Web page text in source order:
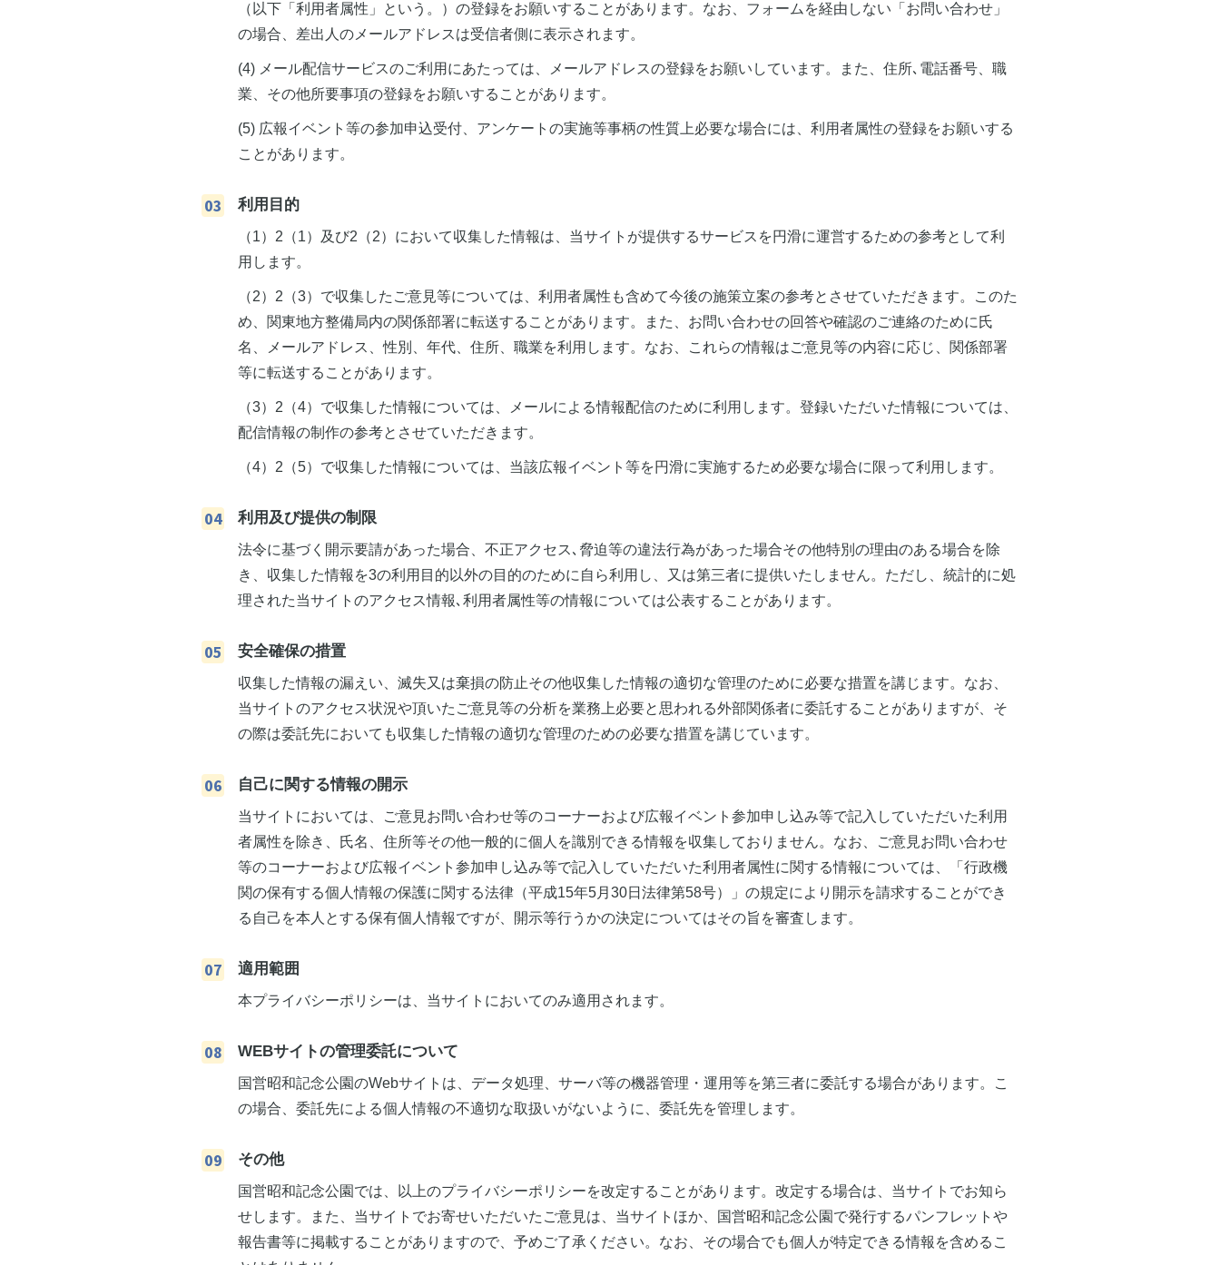
（以下「利用者属性」という。）の登録をお願いすることがあります。なお、フォームを経由しない「お問い合わせ」
の場合、差出人のメールアドレスは受信者側に表示されます。
(4) メール配信サービスのご利用にあたっては、メールアドレスの登録をお願いしています。また、住所､電話番号、職
業、その他所要事項の登録をお願いすることがあります。
(5) 広報イベント等の参加申込受付、アンケートの実施等事柄の性質上必要な場合には、利用者属性の登録をお願いする
ことがあります。
利用目的
（1）2（1）及び2（2）において収集した情報は、当サイトが提供するサービスを円滑に運営するための参考として利
用します。
（2）2（3）で収集したご意見等については、利用者属性も含めて今後の施策立案の参考とさせていただきます。このた
め、関東地方整備局内の関係部署に転送することがあります。また、お問い合わせの回答や確認のご連絡のために氏
名、メールアドレス、性別、年代、住所、職業を利用します。なお、これらの情報はご意見等の内容に応じ、関係部署
等に転送することがあります。
（3）2（4）で収集した情報については、メールによる情報配信のために利用します。登録いただいた情報については、
配信情報の制作の参考とさせていただきます。
（4）2（5）で収集した情報については、当該広報イベント等を円滑に実施するため必要な場合に限って利用します。
利用及び提供の制限
法令に基づく開示要請があった場合、不正アクセス､脅迫等の違法行為があった場合その他特別の理由のある場合を除
き、収集した情報を3の利用目的以外の目的のために自ら利用し、又は第三者に提供いたしません。ただし、統計的に処
理された当サイトのアクセス情報､利用者属性等の情報については公表することがあります。
安全確保の措置
収集した情報の漏えい、滅失又は棄損の防止その他収集した情報の適切な管理のために必要な措置を講じます。なお、
当サイトのアクセス状況や頂いたご意見等の分析を業務上必要と思われる外部関係者に委託することがありますが、そ
の際は委託先においても収集した情報の適切な管理のための必要な措置を講じています。
自己に関する情報の開示
当サイトにおいては、ご意見お問い合わせ等のコーナーおよび広報イベント参加申し込み等で記入していただいた利用
者属性を除き、氏名、住所等その他一般的に個人を識別できる情報を収集しておりません。なお、ご意見お問い合わせ
等のコーナーおよび広報イベント参加申し込み等で記入していただいた利用者属性に関する情報については、「行政機
関の保有する個人情報の保護に関する法律（平成15年5月30日法律第58号）」の規定により開示を請求することができ
る自己を本人とする保有個人情報ですが、開示等行うかの決定についてはその旨を審査します。
適用範囲
本プライバシーポリシーは、当サイトにおいてのみ適用されます。
WEBサイトの管理委託について
国営昭和記念公園のWebサイトは、データ処理、サーバ等の機器管理・運用等を第三者に委託する場合があります。こ
の場合、委託先による個人情報の不適切な取扱いがないように、委託先を管理します。
その他
国営昭和記念公園では、以上のプライバシーポリシーを改定することがあります。改定する場合は、当サイトでお知ら
せします。また、当サイトでお寄せいただいたご意見は、当サイトほか、国営昭和記念公園で発行するパンフレットや
報告書等に掲載することがありますので、予めご了承ください。なお、その場合でも個人が特定できる情報を含めるこ